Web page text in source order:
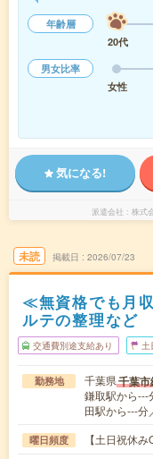
年齢層
20代
男女比率
女性
気になる!
派遣会社 株式
未読 掲載日 2026/07/23
≪無資格でも月
ルテの整理など
交通費別途支給あり 土
勤務地 千葉県千葉
鎌取駅から---
田駅から---分
曜日頻度 【土日祝休